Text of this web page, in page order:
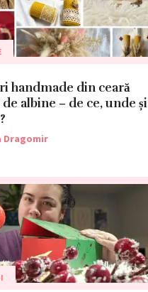
handmade din ceară
albine – de ce, unde și
Dragomir